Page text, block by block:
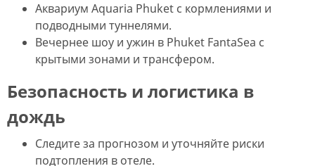
Аквариум Aquaria Phuket с кормлениями и
подводными туннелями.
Вечернее шоу и ужин в Phuket FantaSea с
крытыми зонами и трансфером.
Безопасность и логистика в
дождь
Следите за прогнозом и уточняйте риски
подтопления в отеле.